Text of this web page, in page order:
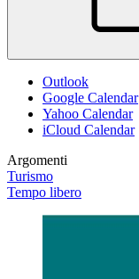
Outlook
Google Calendar
Yahoo Calendar
iCloud Calendar
Argomenti
Turismo
Tempo libero